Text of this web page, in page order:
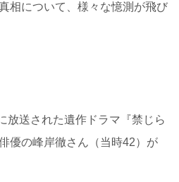
相について、様々な憶測が飛び
放送された遺作ドラマ『禁じら
優の峰岸徹さん（当時42）が